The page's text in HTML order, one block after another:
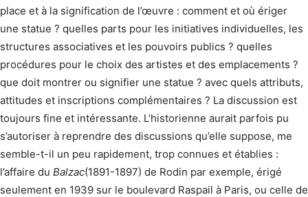
place et à la signification de l’œuvre : comment et où ériger
une statue ? quelles parts pour les initiatives individuelles, les
structures associatives et les pouvoirs publics ? quelles
procédures pour le choix des artistes et des emplacements ?
que doit montrer ou signifier une statue ? avec quels attributs,
attitudes et inscriptions complémentaires ? La discussion est
toujours fine et intéressante. L’historienne aurait parfois pu
s’autoriser à reprendre des discussions qu’elle suppose, me
semble-t-il un peu rapidement, trop connues et établies :
l’affaire du Balzac(1891-1897) de Rodin par exemple, érigé
seulement en 1939 sur le boulevard Raspail à Paris, ou celle de